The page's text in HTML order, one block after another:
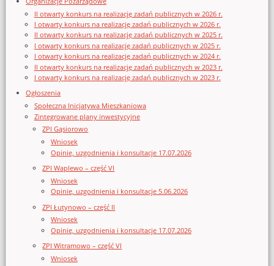
II otwarty konkurs na realizację zadań publicznych w 2026 r.
I otwarty konkurs na realizację zadań publicznych w 2026 r.
II otwarty konkurs na realizację zadań publicznych w 2025 r.
I otwarty konkurs na realizację zadań publicznych w 2025 r.
I otwarty konkurs na realizację zadań publicznych w 2024 r.
II otwarty konkurs na realizację zadań publicznych w 2023 r.
I otwarty konkurs na realizację zadań publicznych w 2023 r.
Ogłoszenia
Społeczna Inicjatywa Mieszkaniowa
Zintegrowane plany inwestycyjne
ZPI Gąsiorowo
Wniosek
Opinie, uzgodnienia i konsultacje 17.07.2026
ZPI Waplewo – część VI
Wniosek
Opinie, uzgodnienia i konsultacje 5.06.2026
ZPI Łutynowo – część II
Wniosek
Opinie, uzgodnienia i konsultacje 17.07.2026
ZPI Witramowo – część VI
Wniosek